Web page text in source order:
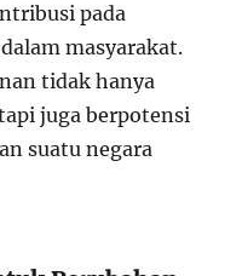
pada
masyarakat.
tidak hanya
juga berpotensi
suatu negara